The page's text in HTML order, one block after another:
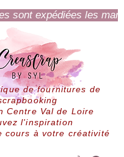
sont expédiées les
de fournitures de
Centre Val de Loire
l'inspiration
cours à votre créativité